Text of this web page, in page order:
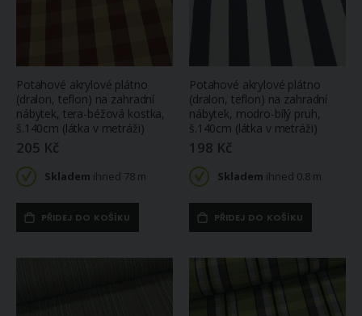
Potahové akrylové plátno
(dralon, teflon) na zahradní
nábytek, tera-béžová kostka,
š.140cm (látka v metráži)
205 Kč
Skladem ihned 78 m
PŘIDEJ DO KOŠÍKU
Potahové akrylové plátno
(dralon, teflon) na zahradní
nábytek, modro-bílý pruh,
š.140cm (látka v metráži)
198 Kč
Skladem ihned 0.8 m
PŘIDEJ DO KOŠÍKU
(větší počet na
objednávku do 14